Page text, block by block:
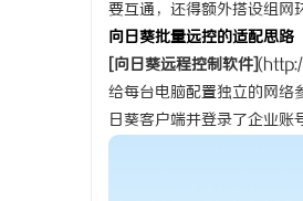
要互通，还得额外搭设组网
向日葵批量远控的适配思路
[向日葵远程控制软件](
给每台电脑配置独立的网络
日葵客户端并登录了企业账